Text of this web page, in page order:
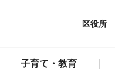
区役所
子育て・教育